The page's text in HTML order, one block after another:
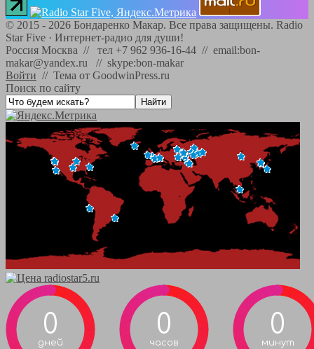
© 2015 - 2026 Бондаренко Макар. Все права защищены. Radio
Star Five · Интернет-радио для души!
Россия Москва // тел +7 962 936-16-44 // email:bon-
makar@yandex.ru // skype:bon-makar
Войти // Тема от GoodwinPress.ru
Поиск по сайту
0
дней
0
часов
0
минут